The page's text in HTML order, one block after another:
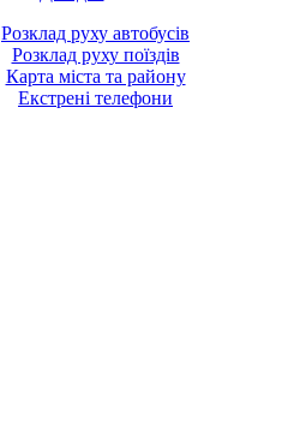
Розклад руху автобусів
Розклад руху поїздів
Карта міста та району
Екстрені телефони